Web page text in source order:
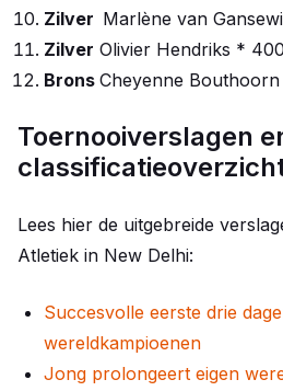
Zilver Marlène van
Zilver Olivier Hendriks *
Brons Cheyenne
Toernooiverslagen
Lees hier de uitgebreide
Atletiek in New Delhi:
Succesvolle eerste drie
wereldkampioenen
Jong prolongeert eigen